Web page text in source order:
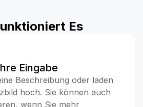
Es
Eingabe
Beschreibung oder laden
hoch. Sie können auch
wenn Sie mehr